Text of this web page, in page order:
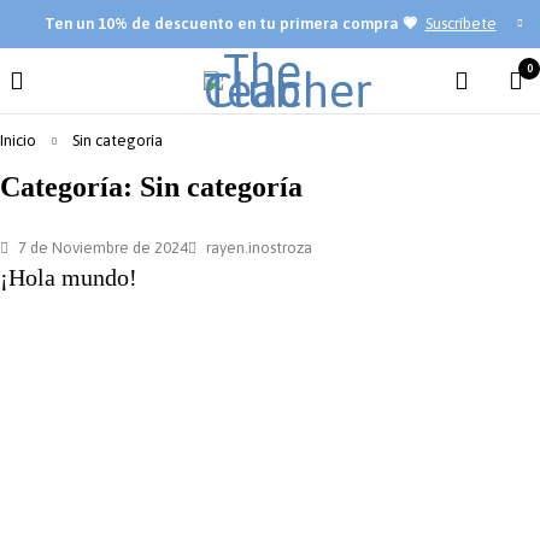
Tenun 10% de descuento en tu primera compra 💗 Suscríbete
0
Inicio Sin categoría
Categoría: Sin categoría
7 de Noviembre de 2024 rayen.inostroza
¡Hola mundo!